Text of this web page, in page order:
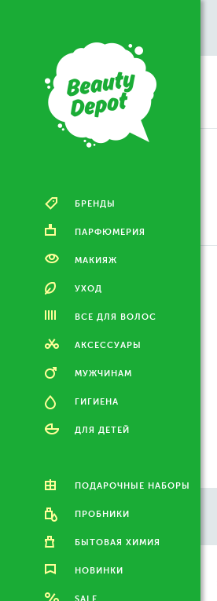
БРЕНДЫ
ПАРФЮМЕРИЯ
МАКИЯЖ
УХОД
ВСЕ ДЛЯ ВОЛОС
АКСЕССУАРЫ
МУЖЧИНАМ
ГИГИЕНА
ДЛЯ ДЕТЕЙ
ПОДАРОЧНЫЕ НАБОРЫ
ПРОБНИКИ
БЫТОВАЯ ХИМИЯ
НОВИНКИ